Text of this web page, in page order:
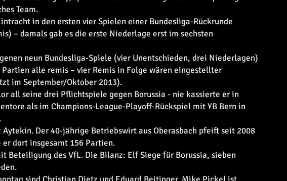
Team.
in den ersten vier Spielen einer Bundesliga-Rückrunde
– damals gab es die erste Niederlage erst im sechsten
neun Bundesliga-Spiele (vier Unentschieden, drei Niederlagen)
alle remis – vier Remis in Folge wären eingestellter
im September/Oktober 2013).
all seine drei Pflichtspiele gegen Borussia - nie kassierte er in
als im Champions-League-Playoff-Rückspiel mit YB Bern in
Der 40-jährige Betriebswirt aus Oberasbach pfeift seit 2008
dort insgesamt 156 Partien.
Beteiligung des VfL. Die Bilanz: Elf Siege für Borussia, sieben